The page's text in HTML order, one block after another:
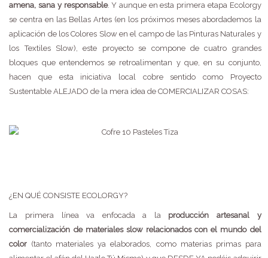
amena, sana y responsable. Y aunque en esta primera etapa Ecolorgy
se centra en las Bellas Artes (en los próximos meses abordademos la
aplicación de los Colores Slow en el campo de las Pinturas Naturales y
los Textiles Slow), este proyecto se compone de cuatro grandes
bloques que entendemos se retroalimentan y que, en su conjunto,
hacen que esta iniciativa local cobre sentido como Proyecto
Sustentable ALEJADO de la mera idea de COMERCIALIZAR COSAS:
¿EN QUÉ CONSISTE ECOLORGY?
La primera línea va enfocada a la producción artesanal y
comercialización de materiales slow relacionados con el mundo del
color (tanto materiales ya elaborados, como materias primas para